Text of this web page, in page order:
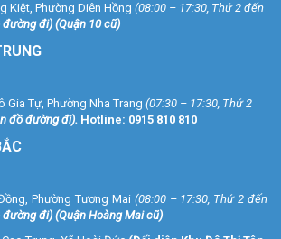
Kiệt, Phường Diên Hồng (08:00 – 17:30, Thứ 2 đến
đường đi) (Quận 10 cũ)
Gia Tự, Phường Nha Trang (07:30 – 17:30, Thứ 2
đồ đường đi). Hotline: 0915 810 810
Phường Tương Mai (08:00 – 17:30, Thứ 2 đến
đường đi) (Quận Hoàng Mai cũ)